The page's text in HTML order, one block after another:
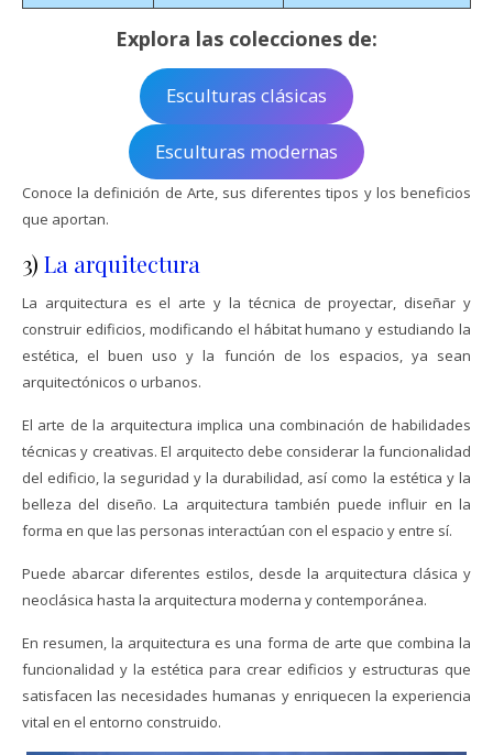
Explora las colecciones de:
Esculturas clásicas
Esculturas modernas
Conoce la definición de Arte, sus diferentes tipos y los beneficios
que aportan.
3) La arquitectura
La arquitectura es el arte y la técnica de proyectar, diseñar y
construir edificios, modificando el hábitat humano y estudiando la
estética, el buen uso y la función de los espacios, ya sean
arquitectónicos o urbanos.
El arte de la arquitectura implica una combinación de habilidades
técnicas y creativas. El arquitecto debe considerar la funcionalidad
del edificio, la seguridad y la durabilidad, así como la estética y la
belleza del diseño. La arquitectura también puede influir en la
forma en que las personas interactúan con el espacio y entre sí.
Puede abarcar diferentes estilos, desde la arquitectura clásica y
neoclásica hasta la arquitectura moderna y contemporánea.
En resumen, la arquitectura es una forma de arte que combina la
funcionalidad y la estética para crear edificios y estructuras que
satisfacen las necesidades humanas y enriquecen la experiencia
vital en el entorno construido.